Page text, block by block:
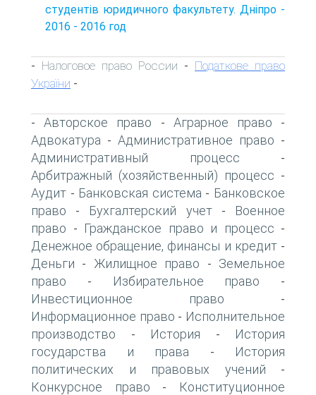
студентів юридичного факультету. Дніпро -
2016 - 2016 год
- Налоговое право России - Податкове право
України -
-Авторское право - Аграрное право -
Адвокатура - Административное право -
Административный процесс -
Арбитражный (хозяйственный) процесс -
Аудит - Банковская система - Банковское
право - Бухгалтерский учет-
Военное
право - Гражданское право и процесс -
Денежное обращение, финансы и кредит-
Деньги - Жилищное право - Земельное
право - Избирательное право -
Инвестиционное право -
Информационное право - Исполнительное
производство - История -
История
государства и права -
История
политических и правовых учений -
Конкурсное право -
Конституционное